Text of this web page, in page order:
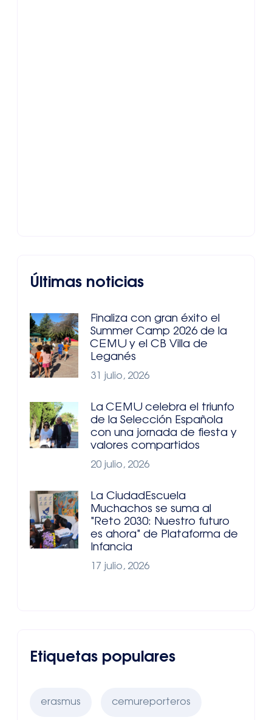
Últimas noticias
Finaliza con gran éxito el
Summer Camp 2026 de la
CEMU y el CB Villa de
Leganés
31 julio, 2026
La CEMU celebra el triunfo
de la Selección Española
con una jornada de fiesta y
valores compartidos
20 julio, 2026
La CiudadEscuela
Muchachos se suma al
"Reto 2030: Nuestro futuro
es ahora" de Plataforma de
Infancia
17 julio, 2026
Etiquetas populares
erasmus cemureporteros